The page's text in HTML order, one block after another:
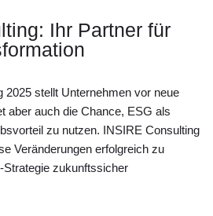
Ihr Partner für
2025 stellt Unternehmen vor neue
aber auch die Chance, ESG als
zu nutzen. INSIRE Consulting
Veränderungen erfolgreich zu
Strategie zukunftssicher